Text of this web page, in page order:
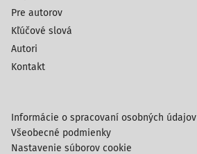
Pre autorov
Kľúčové slová
Autori
Kontakt
Informácie o spracovaní osobných údajov
Všeobecné podmienky
Nastavenie súborov cookie